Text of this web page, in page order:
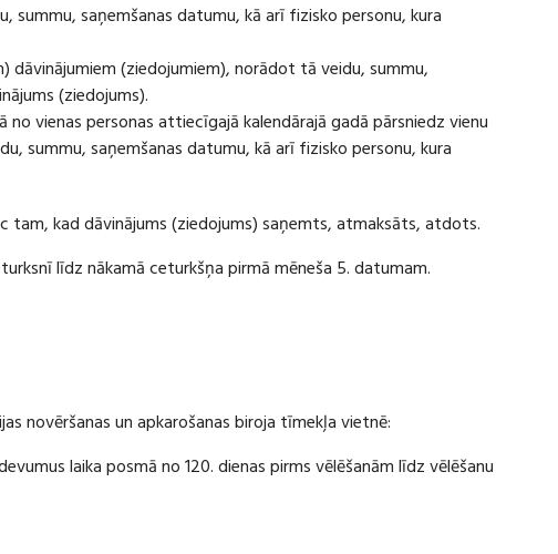
saņemšanas datumu, kā arī fizisko personu, kura
(ziedojumiem), norādot tā veidu, summu,
(ziedojums).
vienas personas attiecīgajā kalendārajā gadā pārsniedz vienu
summu, saņemšanas datumu, kā arī fizisko personu, kura
tam, kad dāvinājums (ziedojums) saņemts, atmaksāts, atdots.
līdz nākamā ceturkšņa pirmā mēneša 5. datumam.
novēršanas un apkarošanas biroja tīmekļa vietnē:
laika posmā no 120. dienas pirms vēlēšanām līdz vēlēšanu